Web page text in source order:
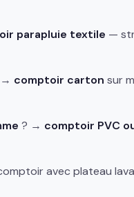
parapluie textile —
→ comptoir carton sur
? → comptoir PVC
avec plateau